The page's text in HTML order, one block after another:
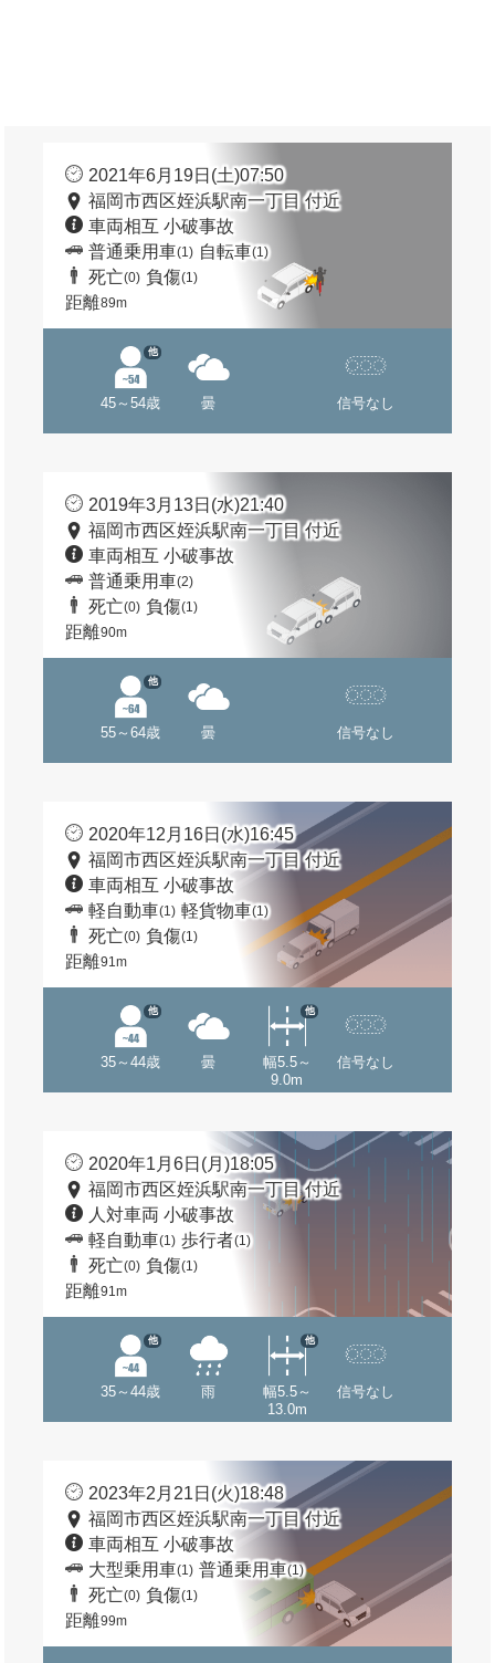
2021年6月19日(土)07:50
福岡市西区姪浜駅南一丁目 付近
車両相互 小破事故
普通乗用車(1) 自転車(1)
死亡(0) 負傷(1)
距離89m
45～54歳
他
曇 信号なし
2019年3月13日(水)21:40
福岡市西区姪浜駅南一丁目 付近
車両相互 小破事故
普通乗用車(2)
死亡(0) 負傷(1)
距離90m
55～64歳
他
曇 信号なし
2020年12月16日(水)16:45
福岡市西区姪浜駅南一丁目 付近
車両相互 小破事故
軽自動車(1) 軽貨物車(1)
死亡(0) 負傷(1)
距離91m
35～44歳
他
曇
幅5.5～
9.0m
他
信号なし
2020年1月6日(月)18:05
福岡市西区姪浜駅南一丁目 付近
人対車両 小破事故
軽自動車(1) 歩行者(1)
死亡(0) 負傷(1)
距離91m
35～44歳
他
雨
幅5.5～
13.0m
他
信号なし
2023年2月21日(火)18:48
福岡市西区姪浜駅南一丁目 付近
車両相互 小破事故
大型乗用車(1) 普通乗用車(1)
死亡(0) 負傷(1)
距離99m